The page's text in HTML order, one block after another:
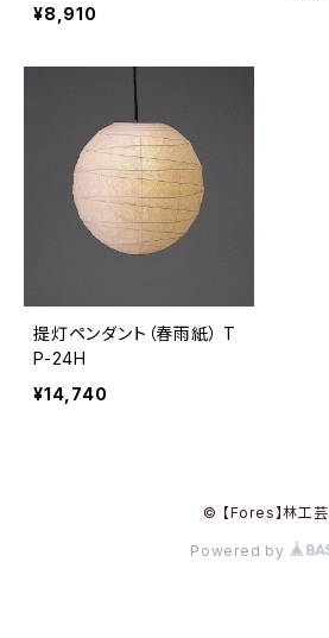
¥8,910
提灯ペンダント（春雨紙） T
P-24H
¥14,740
© 【Fores】林工芸
Powered by